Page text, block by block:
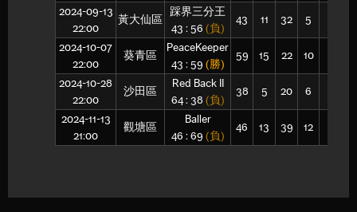
2024-09-13
22:00
黃大仙區
踩界三分王
43 : 56 (負)
43 11 32 5
2024-10-07
22:00
葵青區
PeaceKeeper
43 : 59 (勝)
59 15 22 10
2024-10-28
22:00
沙田區
Red Back II
64 : 38 (負)
38 5 20 6
2024-11-13
21:00
觀塘區
Baller
46 : 69 (負)
46 13 39 12